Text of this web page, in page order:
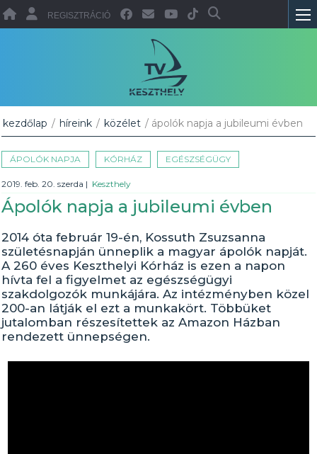
REGISZTRÁCIÓ
kezdőlap / híreink / közélet / ápolók napja a jubileumi évben
ÁPOLÓK NAPJA KÓRHÁZ EGÉSZSÉGÜGY
2019. feb. 20. szerda | Keszthely
Ápolók napja a jubileumi évben
2014 óta február 19-én, Kossuth Zsuzsanna
születésnapján ünneplik a magyar ápolók napját.
A 260 éves Keszthelyi Kórház is ezen a napon
hívta fel a figyelmet az egészségügyi
szakdolgozók munkájára. Az intézményben közel
200-an látják el ezt a munkakört. Többüket
jutalomban részesítettek az Amazon Házban
rendezett ünnepségen.